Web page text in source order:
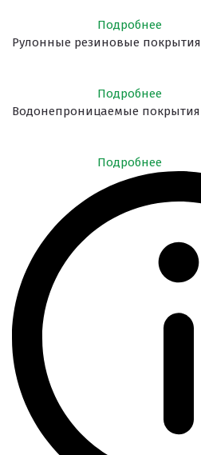
Подробнее
Рулонные резиновые покрытия
Подробнее
Водонепроницаемые покрытия
Подробнее